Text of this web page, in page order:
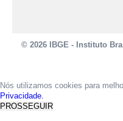
© 2026 IBGE - Instituto
Nós utilizamos cookies para
Privacidade.
PROSSEGUIR